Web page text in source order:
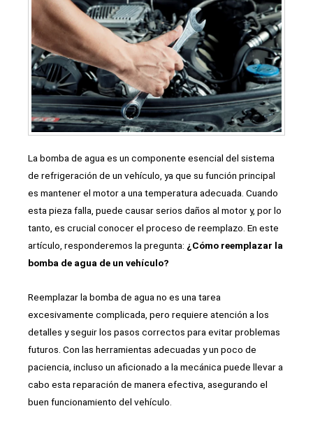
La bomba de agua es un componente esencial del sistema
de refrigeración de un vehículo, ya que su función principal
es mantener el motor a una temperatura adecuada. Cuando
esta pieza falla, puede causar serios daños al motor y, por lo
tanto, es crucial conocer el proceso de reemplazo. En este
artículo, responderemos la pregunta: ¿Cómo reemplazar la
bomba de agua de un vehículo?
Reemplazar la bomba de agua no es una tarea
excesivamente complicada, pero requiere atención a los
detalles y seguir los pasos correctos para evitar problemas
futuros. Con las herramientas adecuadas y un poco de
paciencia, incluso un aficionado a la mecánica puede llevar a
cabo esta reparación de manera efectiva, asegurando el
buen funcionamiento del vehículo.